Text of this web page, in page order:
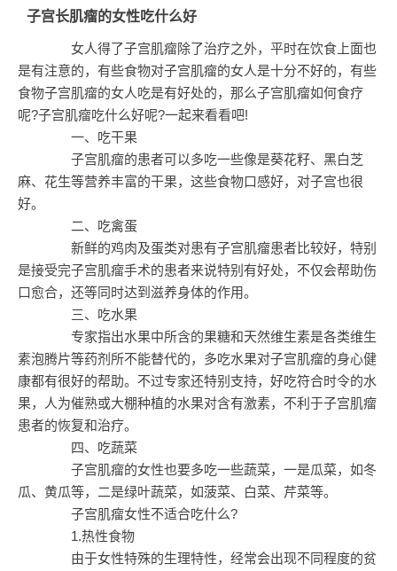
子宫长肌瘤的女性吃什么好
女人得了子宫肌瘤除了治疗之外，平时在饮食上面也
是有注意的，有些食物对子宫肌瘤的女人是十分不好的，有些
食物子宫肌瘤的女人吃是有好处的，那么子宫肌瘤如何食疗
呢?子宫肌瘤吃什么好呢?一起来看看吧!
一、吃干果
子宫肌瘤的患者可以多吃一些像是葵花籽、黑白芝
麻、花生等营养丰富的干果，这些食物口感好，对子宫也很
好。
二、吃禽蛋
新鲜的鸡肉及蛋类对患有子宫肌瘤患者比较好，特别
是接受完子宫肌瘤手术的患者来说特别有好处，不仅会帮助伤
口愈合，还等同时达到滋养身体的作用。
三、吃水果
专家指出水果中所含的果糖和天然维生素是各类维生
素泡腾片等药剂所不能替代的，多吃水果对子宫肌瘤的身心健
康都有很好的帮助。不过专家还特别支持，好吃符合时令的水
果，人为催熟或大棚种植的水果对含有激素，不利于子宫肌瘤
患者的恢复和治疗。
四、吃蔬菜
子宫肌瘤的女性也要多吃一些蔬菜，一是瓜菜，如冬
瓜、黄瓜等，二是绿叶蔬菜，如菠菜、白菜、芹菜等。
子宫肌瘤女性不适合吃什么?
1.热性食物
由于女性特殊的生理特性，经常会出现不同程度的贫